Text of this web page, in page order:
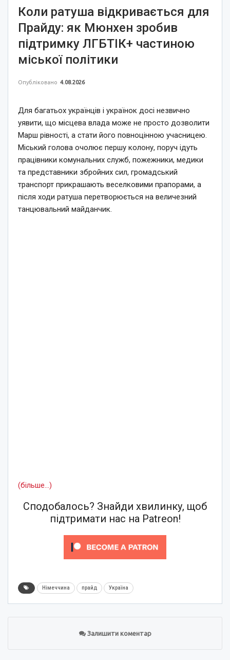
Коли ратуша відкривається для
Прайду: як Мюнхен зробив
підтримку ЛГБТІК+ частиною
міської політики
Опубліковано 4.08.2026
Для багатьох українців і українок досі незвично
уявити, що місцева влада може не просто дозволити
Марш рівності, а стати його повноцінною учасницею.
Міський голова очолює першу колону, поруч ідуть
працівники комунальних служб, пожежники, медики
та представники збройних сил, громадський
транспорт прикрашають веселковими прапорами, а
після ходи ратуша перетворюється на величезний
танцювальний майданчик.
(більше…)
Сподобалось? Знайди хвилинку, щоб
підтримати нас на Patreon!
Німеччина прайд Україна
Залишити коментар